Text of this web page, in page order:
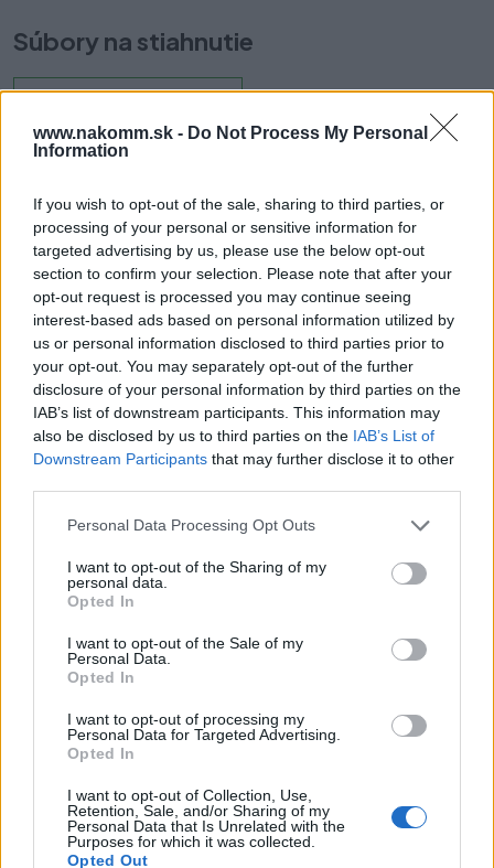
www.nakomm.sk - Do Not Process My Personal
Information
If you wish to opt-out of the sale, sharing to third parties, or
processing of your personal or sensitive information for
targeted advertising by us, please use the below opt-out
section to confirm your selection. Please note that after your
opt-out request is processed you may continue seeing
interest-based ads based on personal information utilized by
us or personal information disclosed to third parties prior to
your opt-out. You may separately opt-out of the further
disclosure of your personal information by third parties on the
IAB’s list of downstream participants. This information may
also be disclosed by us to third parties on the IAB’s List of
Downstream Participants that may further disclose it to other
Personal Data Processing Opt Outs
I want to opt-out of the Sharing of my
personal data.
Opted In
I want to opt-out of the Sale of my
Personal Data.
Opted In
I want to opt-out of processing my
Personal Data for Targeted Advertising.
Opted In
I want to opt-out of Collection, Use,
Retention, Sale, and/or Sharing of my
Personal Data that Is Unrelated with the
Purposes for which it was collected.
Opted Out
Súbory na stiahnutie
Prečo si vybrať tento produkt?
Škandinávske trendy sú prítomné aj v takých detailoch, ako sú
úchytky. NORD úchytky a knopky kombinujú industrializmus s
moderným dizajnom. Táto nezvyčajná a originálna forma dodá
nábytku eleganciu a nový charakter. Kolekcia NORD je ideálna pre
akýkoľvek typ miestnosti. Jej tvar umožňuje vertikálnu a
horizontálnu montáž.
Parametre
G-UZ-NORD-320-20M
Výrobca: GTV
Hmotnosť:
Farba: Čierna matná
Obsah balenia:
Rozteč: 320 mm
Typ úchytky: Moderné, Rustikálne